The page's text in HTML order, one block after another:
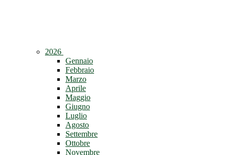
2026
Gennaio
Febbraio
Marzo
Aprile
Maggio
Giugno
Luglio
Agosto
Settembre
Ottobre
Novembre